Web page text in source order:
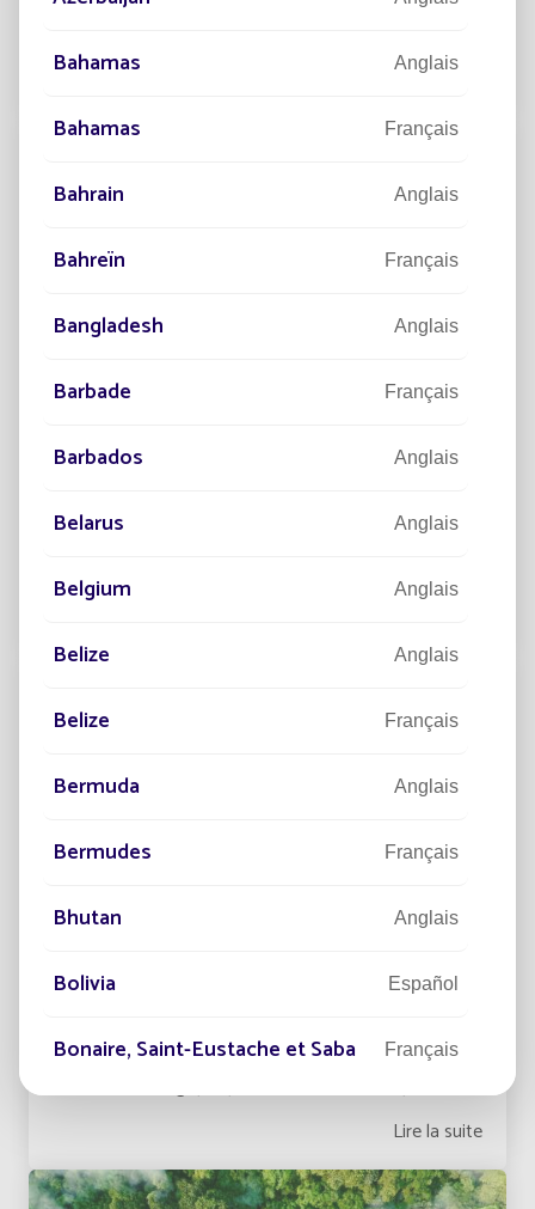
économiques sont au cœur de nos préoccupations,
Lire la suite
06/10/2022
Candelabres éclairage public : Le Saviez-
et le confort des usagers.
18/07/2022
solaire ?
Lire la suite
Bahamas Anglais
Bahamas Français
Bahrain Anglais
Bahreïn Français
Bangladesh Anglais
Barbade Français
Barbados Anglais
Belarus Anglais
Belgium Anglais
Belize Anglais
Belize Français
Bermuda Anglais
Bermudes Français
Bhutan Anglais
Bolivia Español
Bonaire, Saint-Eustache et Saba Français
Bosnia and Herzegovina Anglais